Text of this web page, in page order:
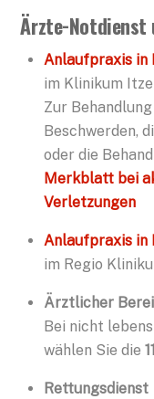
Ärzte-Notdienst
Anlaufpraxis in
im Klinikum
Zur
Beschwerden,
oder die
Merkblatt bei
Verletzungen
Anlaufpraxis in
im Regio
Ärztlicher
Bei nicht
wählen Sie die
Rettungsdienst